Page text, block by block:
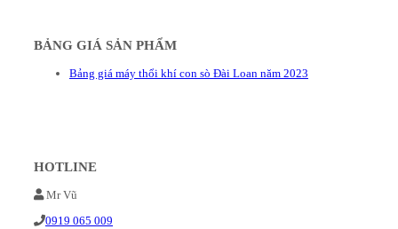
BẢNG GIÁ SẢN PHẨM
Bảng giá máy thổi khí con sò Đài Loan năm 2023
HOTLINE
Mr Vũ
0919 065 009